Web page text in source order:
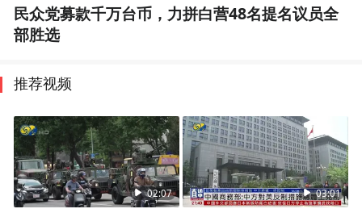
民众党募款千万台币，力拼白营48名提名议员全
部胜选
推荐视频
02:07 03:01